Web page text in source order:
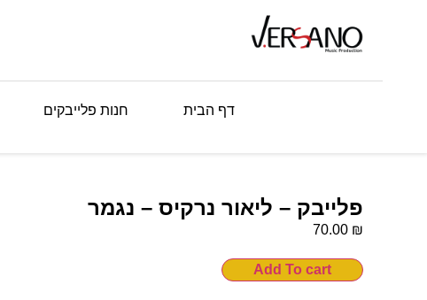
דף הבית חנות פלייבקים
פלייבק – ליאור נרקיס – נגמר
70.00 ₪
Add To cart